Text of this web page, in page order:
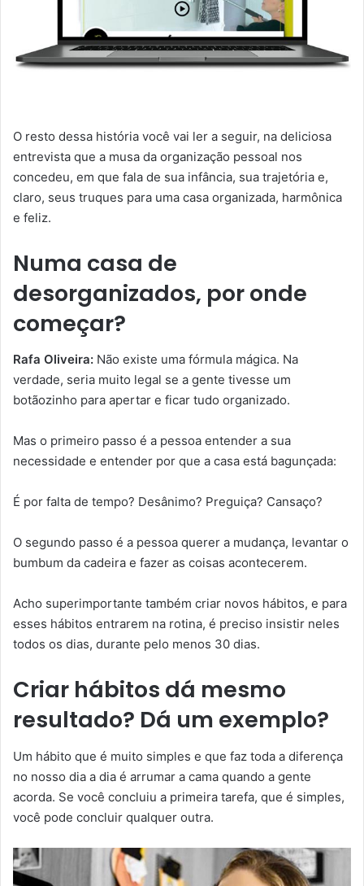
O resto dessa história você vai ler a seguir, na deliciosa
entrevista que a musa da organização pessoal nos
concedeu, em que fala de sua infância, sua trajetória e,
claro, seus truques para uma casa organizada, harmônica
e feliz.
Numa casa de
desorganizados, por onde
começar?
Rafa Oliveira: Não existe uma fórmula mágica. Na
verdade, seria muito legal se a gente tivesse um
botãozinho para apertar e ficar tudo organizado.
Mas o primeiro passo é a pessoa entender a sua
necessidade e entender por que a casa está bagunçada:
É por falta de tempo? Desânimo? Preguiça? Cansaço?
O segundo passo é a pessoa querer a mudança, levantar o
bumbum da cadeira e fazer as coisas acontecerem.
Acho superimportante também criar novos hábitos, e para
esses hábitos entrarem na rotina, é preciso insistir neles
todos os dias, durante pelo menos 30 dias.
Criar hábitos dá mesmo
resultado? Dá um exemplo?
Um hábito que é muito simples e que faz toda a diferença
no nosso dia a dia é arrumar a cama quando a gente
acorda. Se você concluiu a primeira tarefa, que é simples,
você pode concluir qualquer outra.